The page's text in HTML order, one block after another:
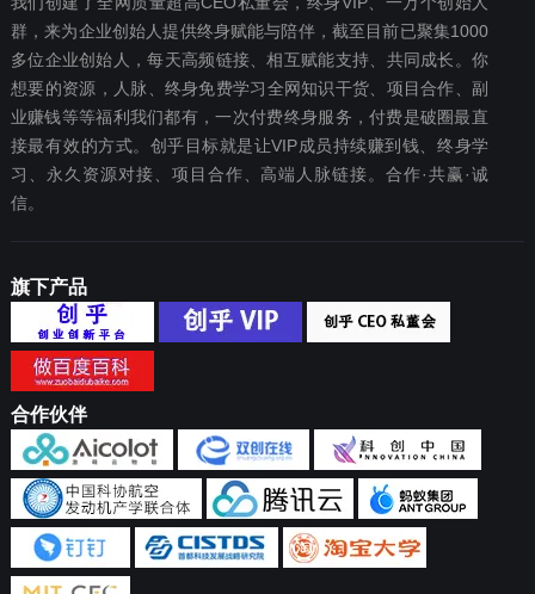
群，来为企业创始人提供终身赋能与陪伴，截至目前已聚集1000
多位企业创始人，每天高频链接、相互赋能支持、共同成长。你
想要‬的资源，人脉、终身免费学习全网知识干货、项目合作、副
业赚钱等等福利我们都‬有，一次付费终‬身服务，付费是破圈最‬直
接最有效‬的方式。创乎目标就是让VIP成员持续赚到钱、终身学
习、永久资源对接、项目合作、高端人脉链接。合作·共赢·诚
信。
旗下产品
合作伙伴